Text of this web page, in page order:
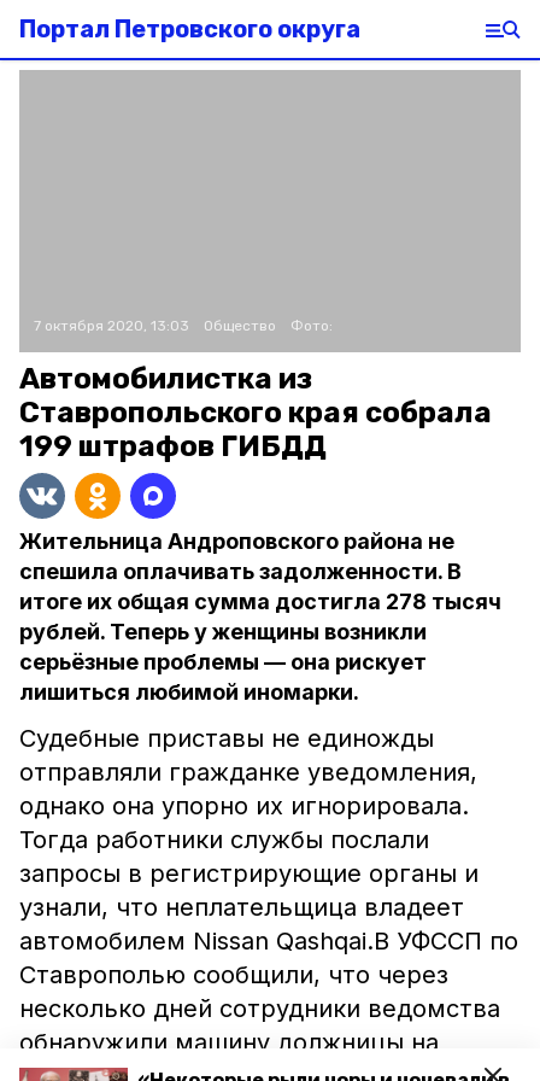
Портал Петровского округа
7 октября 2020, 13:03 Общество Фото:
Автомобилистка из
Ставропольского края собрала
199 штрафов ГИБДД
Жительница Андроповского района не
спешила оплачивать задолженности. В
итоге их общая сумма достигла 278 тысяч
рублей. Теперь у женщины возникли
серьёзные проблемы — она рискует
лишиться любимой иномарки.
Судебные приставы не единожды
отправляли гражданке уведомления,
однако она упорно их игнорировала.
Тогда работники службы послали
запросы в регистрирующие органы и
узнали, что неплательщица владеет
автомобилем Nissan Qashqai.В УФССП по
Ставрополью сообщили, что через
несколько дней сотрудники ведомства
обнаружили машину должницы на